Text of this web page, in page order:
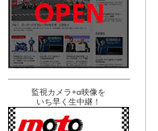
監視カメラ+α映像を
いち早く生中継！